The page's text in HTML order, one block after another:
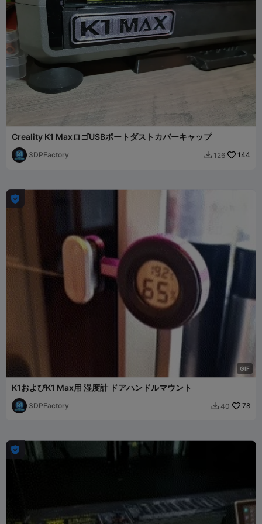
Creality K1 MaxロゴUSBポートダストカバーキャップ
3DPFactory  126 144
GIF

K1およびK1 Max用 湿度計 ドアハンドルマウント
3DPFactory  40 78
